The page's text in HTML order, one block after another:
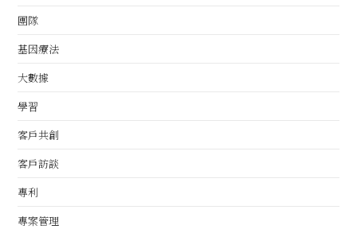
團隊
基因療法
大數據
學習
客戶共創
客戶訪談
專利
專案管理